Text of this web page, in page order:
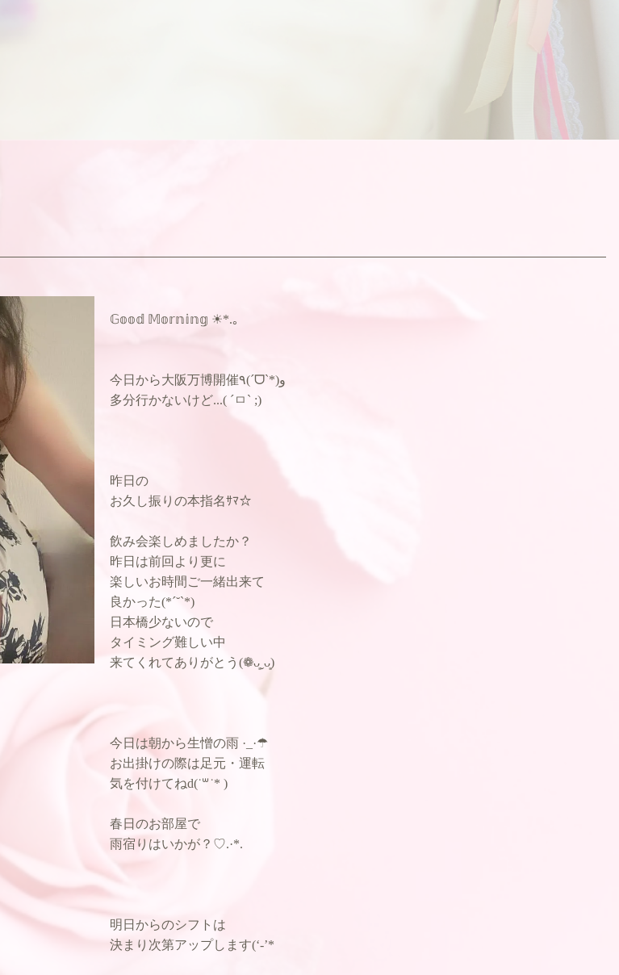
𝔾𝕠𝕠𝕕 𝕄𝕠𝕣𝕟𝕚𝕟𝕘 ☀︎*.｡
今日から大阪万博開催٩(ˊᗜˋ*)و
多分行かないけど...( ´ㅁ` ;)
昨日の
お久し振りの本指名ｻﾏ☆
飲み会楽しめましたか？
昨日は前回より更に
楽しいお時間ご一緒出来て
良かった(*ˊ˘ˋ*)
日本橋少ないので
タイミング難しい中
来てくれてありがとう(❁ᴗ͈ˬᴗ͈)
今日は朝から生憎の雨‪‪ ·_·☂
お出掛けの際は足元・運転
気を付けてねd(˙꒳​˙* )
春日のお部屋で
雨宿りはいかが？♡.·*.
明日からのシフトは
決まり次第アップします(‘-’*ゞ